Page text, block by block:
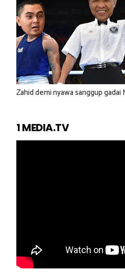
Zahid demi nyawa sanggup gadai
1 MEDIA.TV